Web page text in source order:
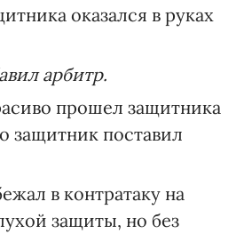
оказался в руках
арбитр.
прошел защитника
защитник поставил
в контратаку на
защиты, но без